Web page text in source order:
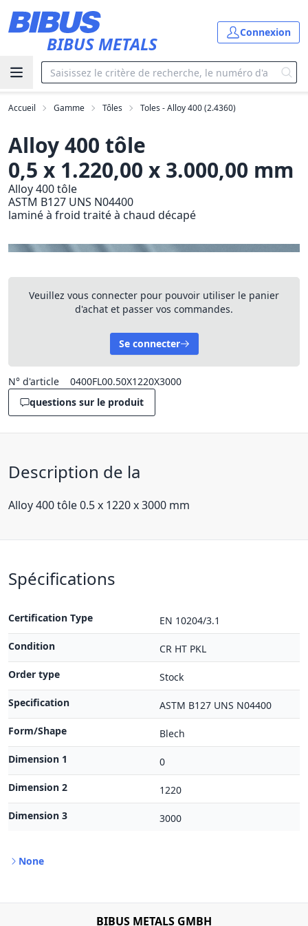
BIBUS METALS
Connexion
Accueil Gamme Tôles Toles - Alloy 400 (2.4360)
Alloy 400 tôle
0,5 x 1.220,00 x 3.000,00 mm
Alloy 400 tôle
ASTM B127 UNS N04400
laminé à froid traité à chaud décapé
Veuillez vous connecter pour pouvoir utiliser le panier
d'achat et passer vos commandes.
Se connecter
N° d'article
0400FL00.50X1220X3000
questions sur le produit
Description de la
Alloy 400 tôle 0.5 x 1220 x 3000 mm
Spécifications
Certification Type
EN 10204/3.1
Condition
CR HT PKL
Order type
Stock
Specification
ASTM B127 UNS N04400
Form/Shape
Blech
Dimension 1
0
Dimension 2
1220
Dimension 3
3000
None
BIBUS METALS GMBH